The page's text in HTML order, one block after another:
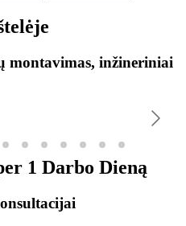
montavimas, inžineriniai
1 Darbo Dieną